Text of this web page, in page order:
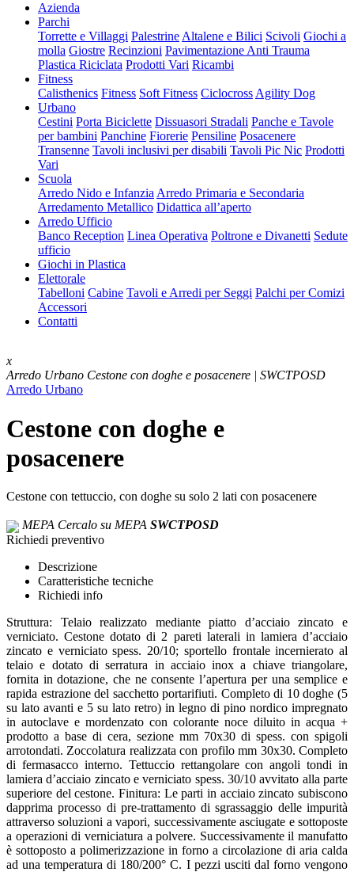
Azienda
Parchi
Torrette e Villaggi Palestrine Altalene e Bilici Scivoli Giochi a
molla Giostre Recinzioni Pavimentazione Anti Trauma
Plastica Riciclata Prodotti Vari Ricambi
Fitness
Calisthenics Fitness Soft Fitness Ciclocross Agility Dog
Urbano
Cestini Porta Biciclette Dissuasori Stradali Panche e Tavole
per bambini Panchine Fiorerie Pensiline Posacenere
Transenne Tavoli inclusivi per disabili Tavoli Pic Nic Prodotti
Vari
Scuola
Arredo Nido e Infanzia Arredo Primaria e Secondaria
Arredamento Metallico Didattica all’aperto
Arredo Ufficio
Banco Reception Linea Operativa Poltrone e Divanetti Sedute
ufficio
Giochi in Plastica
Elettorale
Tabelloni Cabine Tavoli e Arredi per Seggi Palchi per Comizi
Accessori
Contatti
x
Arredo Urbano Cestone con doghe e posacenere | SWCTPOSD
Arredo Urbano
Cestone con doghe e
posacenere
Cestone con tettuccio, con doghe su solo 2 lati con posacenere
MEPA Cercalo su MEPA SWCTPOSD
Richiedi preventivo
Descrizione
Caratteristiche tecniche
Richiedi info
Struttura: Telaio realizzato mediante piatto d’acciaio zincato e
verniciato. Cestone dotato di 2 pareti laterali in lamiera d’acciaio
zincato e verniciato spess. 20/10; sportello frontale incernierato al
telaio e dotato di serratura in acciaio inox a chiave triangolare,
fornita in dotazione, che ne consente l’apertura per una semplice e
rapida estrazione del sacchetto portarifiuti. Completo di 10 doghe (5
su lato avanti e 5 su lato retro) in legno di pino nordico impregnato
in autoclave e mordenzato con colorante noce diluito in acqua +
prodotto a base di cera, sezione mm 70x30 di spess. con spigoli
arrotondati. Zoccolatura realizzata con profilo mm 30x30. Completo
di fermasacco interno. Tettuccio rettangolare con angoli tondi in
lamiera d’acciaio zincato e verniciato spess. 30/10 avvitato alla parte
superiore del cestone. Finitura: Le parti in acciaio zincato subiscono
dapprima processo di pre-trattamento di sgrassaggio delle impurità
attraverso soluzioni a vapori, successivamente asciugate e sottoposte
a operazioni di verniciatura a polvere. Successivamente il manufatto
è sottoposto a polimerizzazione in forno a circolazione di aria calda
ad una temperatura di 180/200° C. I pezzi usciti dal forno vengono